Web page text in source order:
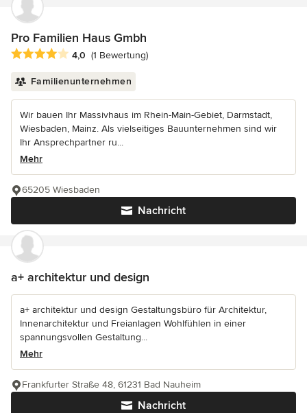
Pro Familien Haus Gmbh
Durchschnittliche Bewertung: 4 von 5 Sternen
4,0 (1 Bewertung)
Familienunternehmen
Wir bauen Ihr Massivhaus im Rhein-Main-Gebiet, Darmstadt,
Wiesbaden, Mainz. Als vielseitiges Bauunternehmen sind wir
Ihr Ansprechpartner ru...
Mehr
Nachricht
65205 Wiesbaden
a+ architektur und design
a+ architektur und design Gestaltungsbüro für Architektur,
Innenarchitektur und Freianlagen Wohlfühlen in einer
spannungsvollen Gestaltung...
Mehr
Nachricht
Frankfurter Straße 48, 61231 Bad Nauheim